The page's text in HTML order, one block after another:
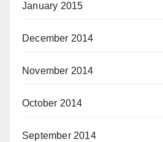
January 2015
December 2014
November 2014
October 2014
September 2014